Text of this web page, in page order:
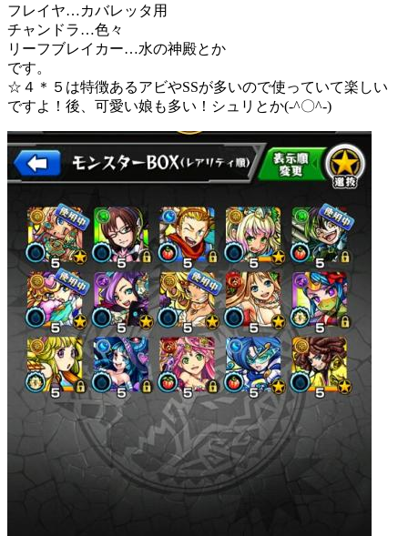
フレイヤ…カバレッタ用
チャンドラ…色々
リーフブレイカー…水の神殿とか
です。
☆４＊５は特徴あるアビやSSが多いので使っていて楽しい
ですよ！後、可愛い娘も多い！シュリとか(-^〇^-)